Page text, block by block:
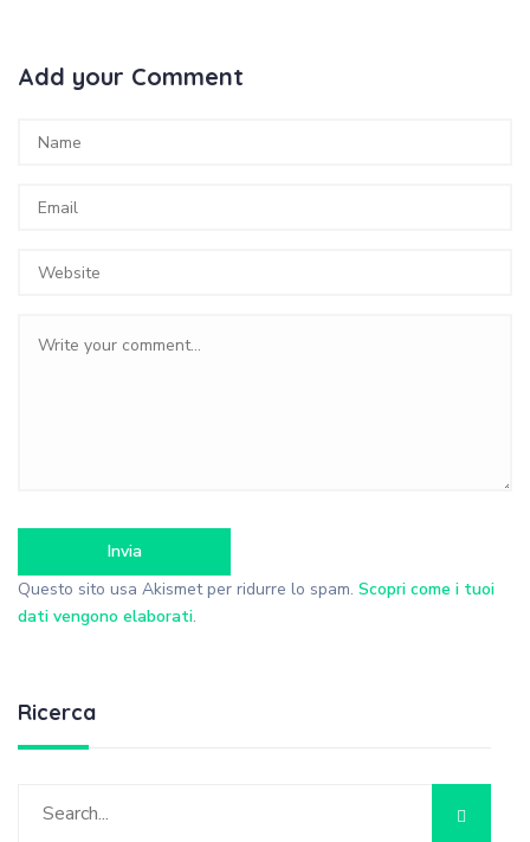
Add your Comment
Questo sito usa Akismet per ridurre lo spam. Scopri come i tuoi
dati vengono elaborati.
Ricerca